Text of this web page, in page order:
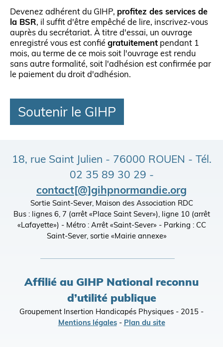
Devenez adhérent du GIHP, profitez des services de
la BSR, il suffit d'être empêché de lire, inscrivez-vous
auprès du secrétariat. À titre d'essai, un ouvrage
enregistré vous est confié gratuitement pendant 1
mois, au terme de ce mois soit l'ouvrage est rendu
sans autre formalité, soit l'adhésion est confirmée par
le paiement du droit d'adhésion.
Soutenir le GIHP
18, rue Saint Julien - 76000 ROUEN - Tél.
02 35 89 30 29 -
contact[@]gihpnormandie.org
Sortie Saint-Sever, Maison des Association RDC
Bus : lignes 6, 7 (arrêt «Place Saint Sever»), ligne 10 (arrêt
«Lafayette») - Métro : Arrêt «Saint-Sever» - Parking : CC
Saint-Sever, sortie «Mairie annexe»
Affilié au GIHP National reconnu
d’utilité publique
Groupement Insertion Handicapés Physiques - 2015 -
Mentions légales- Plan du site